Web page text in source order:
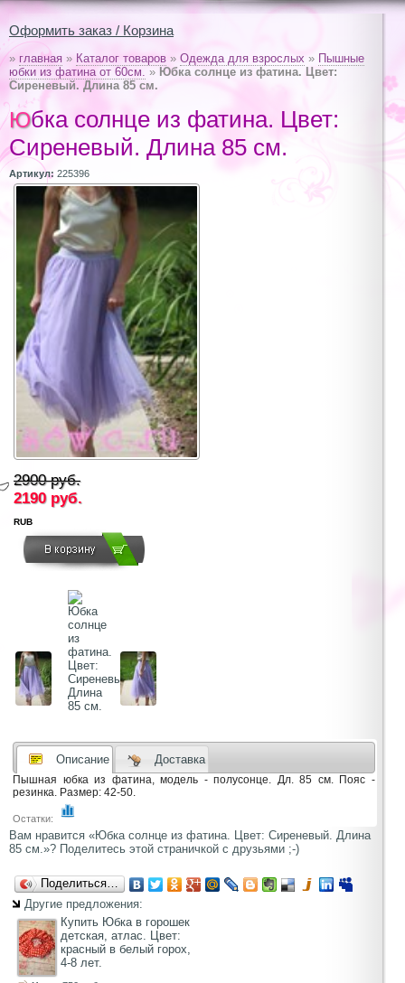
Оформить заказ / Корзина
» главная » Каталог товаров » Одежда для взрослых » Пышные
юбки из фатина от 60см. » Юбка солнце из фатина. Цвет:
Сиреневый. Длина 85 см.
Юбка солнце из фатина. Цвет:
Сиреневый. Длина 85 см.
Артикул: 225396
2900 руб.
2190 руб.
RUB
Описание Доставка
Пышная юбка из фатина, модель - полусонце. Дл. 85 см. Пояс -
резинка. Размер: 42-50.
Остатки:
Вам нравится «Юбка солнце из фатина. Цвет: Сиреневый. Длина
85 см.»? Поделитесь этой страничкой с друзьями ;-)
Поделиться…
Другие предложения:
Купить Юбка в горошек
детская, атлас. Цвет:
красный в белый горох,
4-8 лет.